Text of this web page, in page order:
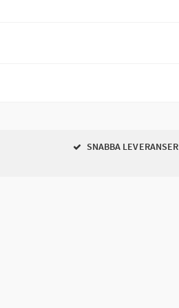
SNABBA LEVERANSER